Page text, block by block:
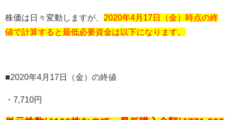
株価は日々変動しますが、 2020年4月17日（金）時点の終
値で計算すると最低必要資金は以下になります。
■2020年4 月 17 日（金）の終値
・ 7,710円